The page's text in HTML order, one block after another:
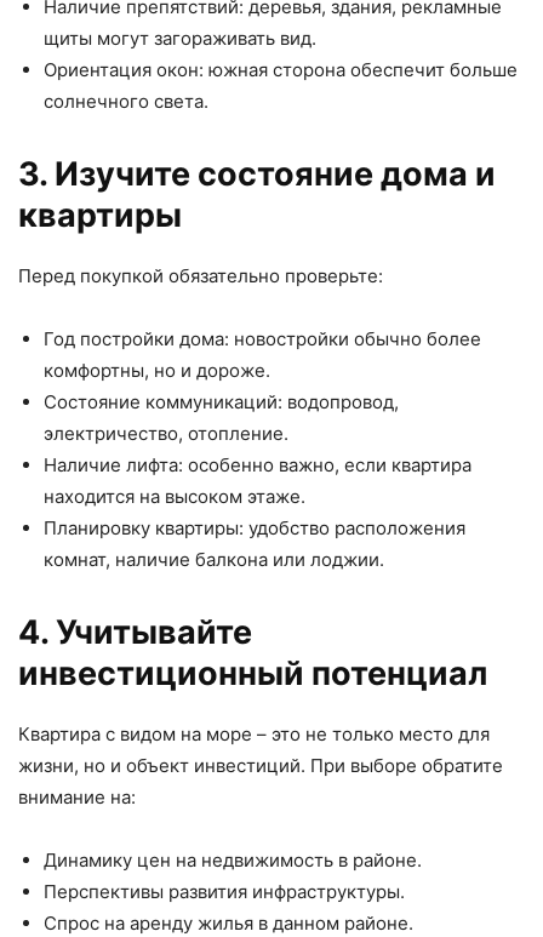
Наличие препятствий: деревья, здания, рекламные
щиты могут загораживать вид.
Ориентация окон: южная сторона обеспечит больше
солнечного света.
3. Изучите состояние дома и
квартиры
Перед покупкой обязательно проверьте:
Год постройки дома: новостройки обычно более
комфортны, но и дороже.
Состояние коммуникаций: водопровод,
электричество, отопление.
Наличие лифта: особенно важно, если квартира
находится на высоком этаже.
Планировку квартиры: удобство расположения
комнат, наличие балкона или лоджии.
4. Учитывайте
инвестиционный потенциал
Квартира с видом на море – это не только место для
жизни, но и объект инвестиций. При выборе обратите
внимание на:
Динамику цен на недвижимость в районе.
Перспективы развития инфраструктуры.
Спрос на аренду жилья в данном районе.